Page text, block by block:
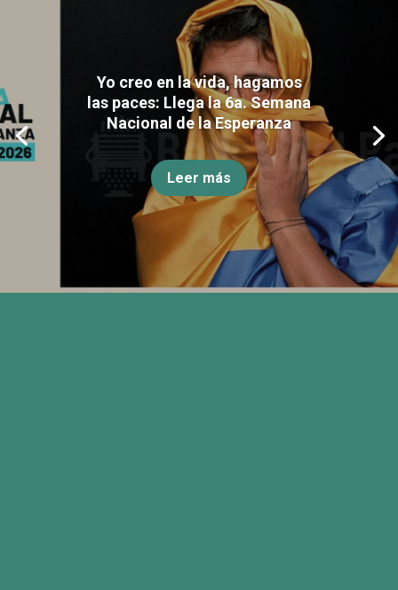
Yo creo en la vida, hagamos
las paces: Llega la 6a. Semana
Nacional de la Esperanza
Leer más